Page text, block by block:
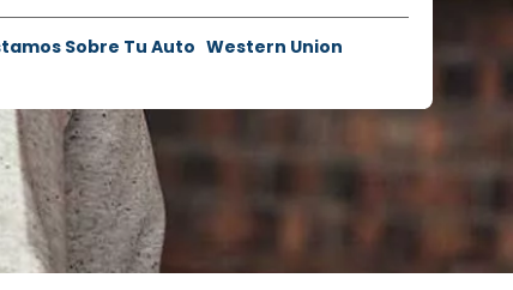
Sobre Tu Auto Western Union